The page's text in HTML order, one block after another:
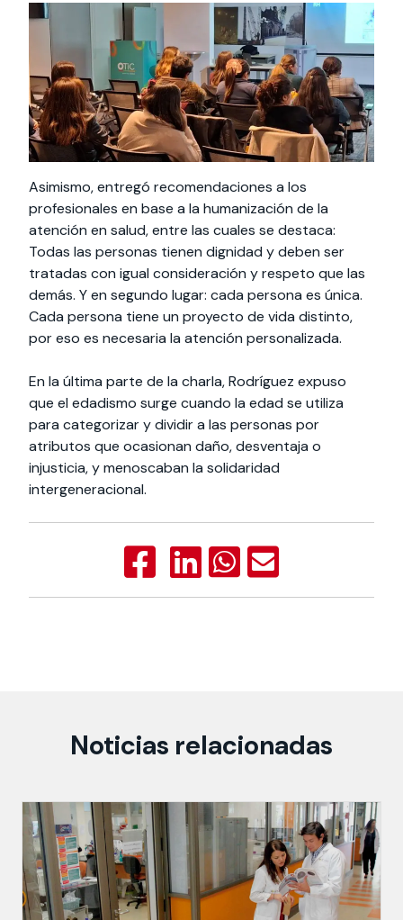
Asimismo, entregó recomendaciones a los
profesionales en base a la humanización de la
atención en salud, entre las cuales se destaca:
Todas las personas tienen dignidad y deben ser
tratadas con igual consideración y respeto que las
demás. Y en segundo lugar: cada persona es única.
Cada persona tiene un proyecto de vida distinto,
por eso es necesaria la atención personalizada.
En la última parte de la charla, Rodríguez expuso
que el edadismo surge cuando la edad se utiliza
para categorizar y dividir a las personas por
atributos que ocasionan daño, desventaja o
injusticia, y menoscaban la solidaridad
intergeneracional.
Noticias relacionadas